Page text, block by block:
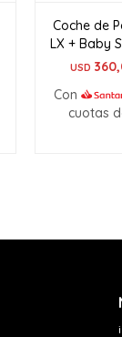
Coche de
LX + Baby
USD
Con
cuotas